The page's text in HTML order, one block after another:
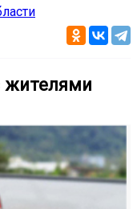
жителями